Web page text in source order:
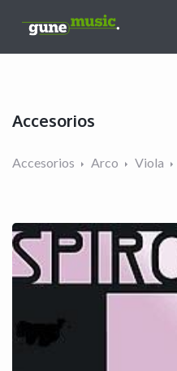
Accesorios
Accesorios Arco Viola